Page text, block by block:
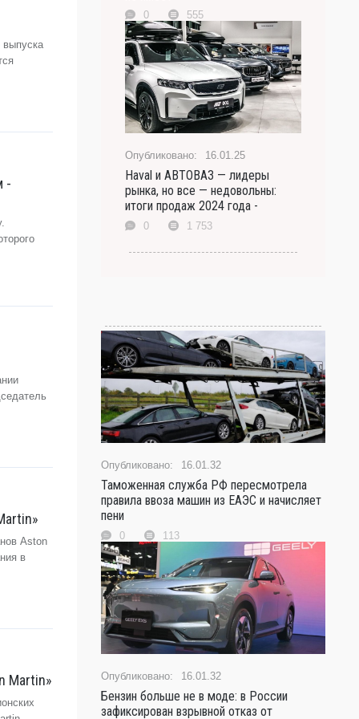
выпуска
-
Aston
в
Martin»
0 555
16.01.25
Haval и АВТОВАЗ — лидеры
рынка, но все — недовольны:
итоги продаж 2024 года -
0 1 753
16.01.32
Таможенная служба РФ пересмотрела
правила ввоза машин из ЕАЭС и начисляет
пени
0 113
16.01.32
Бензин больше не в моде: в России
зафиксирован взрывной отказ от